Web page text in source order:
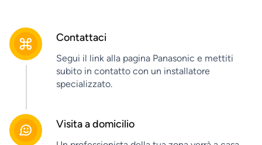
Contattaci
Segui il link alla pagina Panasonic e mettiti
subito in contatto con un installatore
specializzato.
Visita a domicilio